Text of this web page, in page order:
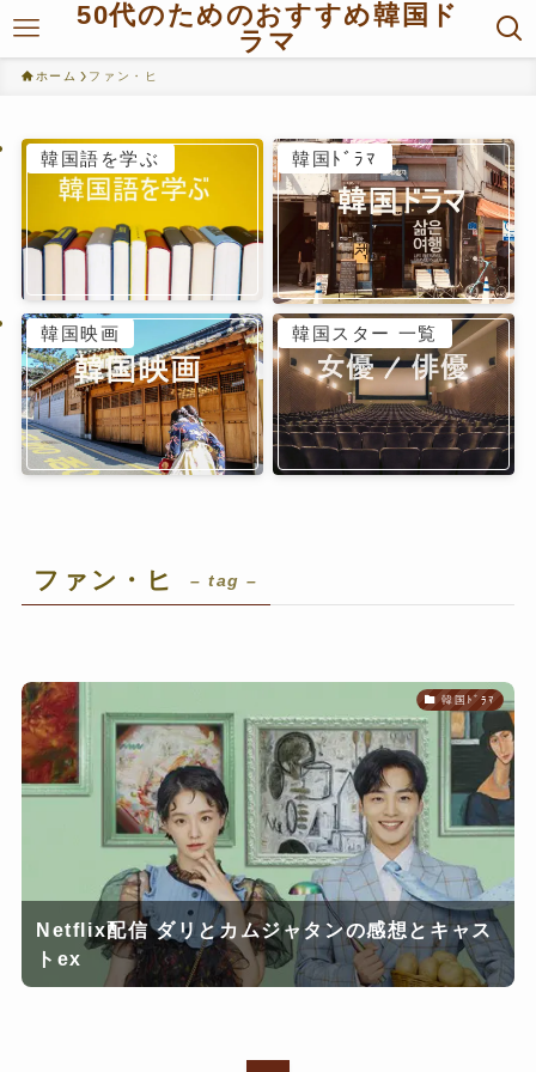
50代のためのおすすめ韓国ド
ラマ
ホーム ファン・ヒ
韓国語を学ぶ 韓国ﾄﾞﾗﾏ
韓国映画 韓国スター 一覧
ファン・ヒ – tag –
韓国ﾄﾞﾗﾏ
Netflix配信 ダリとカムジャタンの感想とキャス
トex